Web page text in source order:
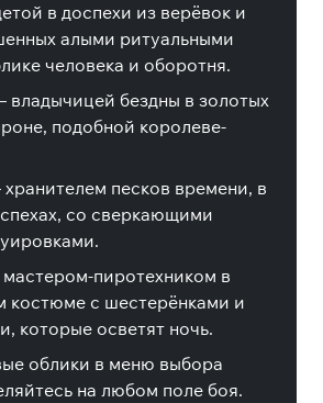
в доспехи из верёвок и
алыми ритуальными
человека и оборотня.
бездны в золотых
подобной королеве-
песков времени, в
со сверкающими
пиротехником в
костюме с шестерёнками и
которые осветят ночь.
облики в меню выбора
на любом поле боя.